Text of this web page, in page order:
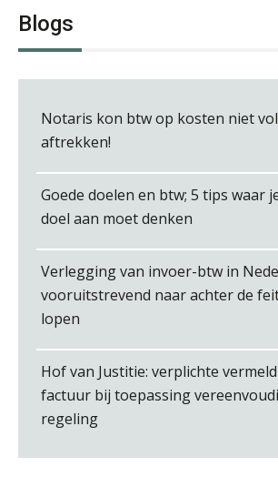
Blogs
Notaris kon btw op kosten niet
aftrekken!
Goede doelen en btw; 5 tips waar
doel aan moet denken
Verlegging van invoer-btw in
vooruitstrevend naar achter de
lopen
Hof van Justitie: verplichte
factuur bij toepassing
regeling